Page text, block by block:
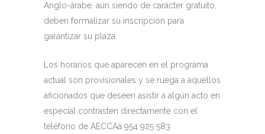
Anglo-árabe, aún siendo de carácter gratuito,
deben formalizar su inscripción para
garantizar su plaza.
Los horarios que aparecen en el programa
actual son provisionales y se ruega a aquellos
aficionados que deseen asistir a algún acto en
especial contrasten directamente con el
teléfono de AECCAá 954 925 583